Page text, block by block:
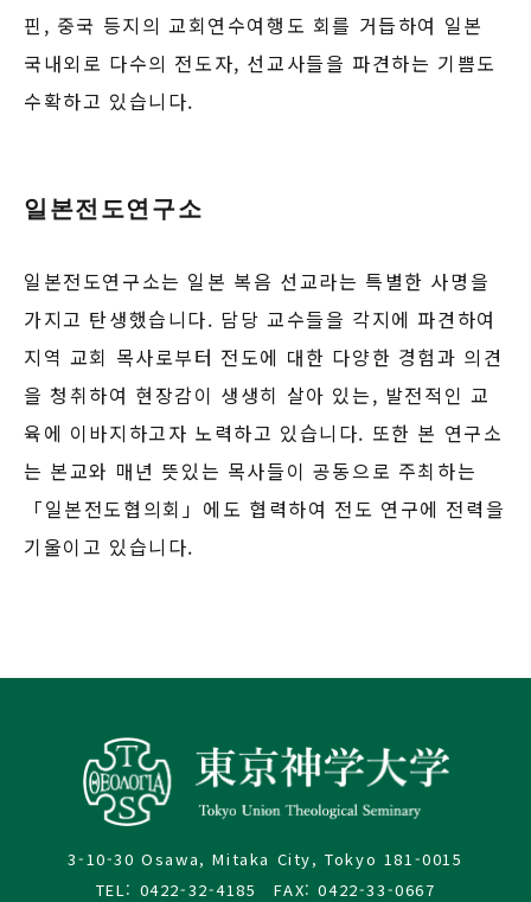
핀, 중국 등지의 교회연수여행도 회를 거듭하여 일본
국내외로 다수의 전도자, 선교사들을 파견하는 기쁨도
수확하고 있습니다.
일본전도연구소
일본전도연구소는 일본 복음 선교라는 특별한 사명을
가지고 탄생했습니다. 담당 교수들을 각지에 파견하여
지역 교회 목사로부터 전도에 대한 다양한 경험과 의견
을 청취하여 현장감이 생생히 살아 있는, 발전적인 교
육에 이바지하고자 노력하고 있습니다. 또한 본 연구소
는 본교와 매년 뜻있는 목사들이 공동으로 주최하는
「일본전도협의회」에도 협력하여 전도 연구에 전력을
기울이고 있습니다.
3-10-30 Osawa, Mitaka City, Tokyo 181-0015
TEL: 0422-32-4185 FAX: 0422-33-0667